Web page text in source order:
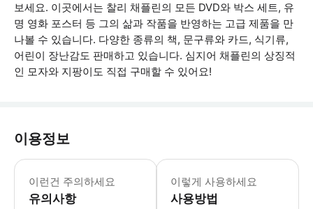
보세요. 이곳에서는 찰리 채플린의 모든 DVD와 박스 세트, 유
명 영화 포스터 등 그의 삶과 작품을 반영하는 고급 제품을 만
나볼 수 있습니다. 다양한 종류의 책, 문구류와 카드, 식기류,
어린이 장난감도 판매하고 있습니다. 심지어 채플린의 상징적
인 모자와 지팡이도 직접 구매할 수 있어요!
이용정보
이런건 주의하세요
유의사항
- 최신 운영 시간은 어트랙션의 캘린
이렇게 사용하세요
사용방법